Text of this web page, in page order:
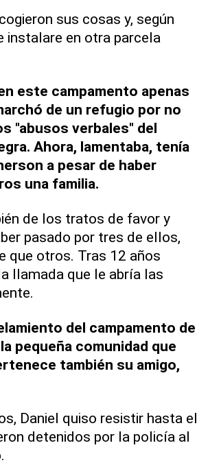
sus cosas y, según
instalare en otra parcela
este campamento apenas
de un refugio por no
"abusos verbales" del
Ahora, lamentaba, tenía
a pesar de haber
una familia.
de los tratos de favor y
pasado por tres de ellos,
que otros. Tras 12 años
llamada que le abría las
del campamento de
pequeña comunidad que
también su amigo,
Daniel quiso resistir hasta el
detenidos por la policía al